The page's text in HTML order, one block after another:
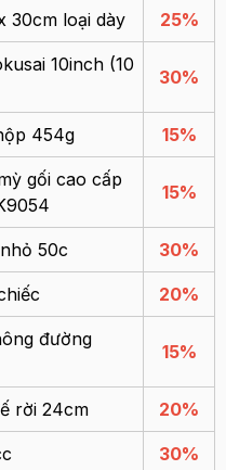
30cm loại dày 25%
10inch (10
30%
454g 15%
gối cao cấp
15%
50c 30%
20%
đường
15%
rời 24cm 20%
30%